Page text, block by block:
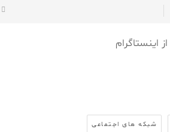
شبکه های اجتماعی